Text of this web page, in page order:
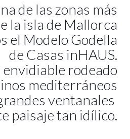
de las zonas más
la isla de Mallorca
el Modelo Godella
de Casas inHAUS.
rodeado
mediterráneos
ventanales
paisaje tan idílico.